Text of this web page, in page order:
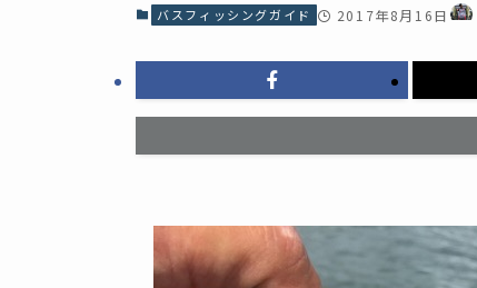
バスフィッシングガイド 2017年8月16日